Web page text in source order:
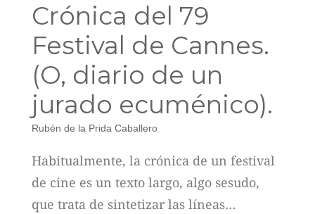
Crónica del 79
Festival de Cannes.
(O, diario de un
jurado ecuménico).
Rubén de la Prida Caballero
Habitualmente, la crónica de un festival
de cine es un texto largo, algo sesudo,
que trata de sintetizar las líneas…